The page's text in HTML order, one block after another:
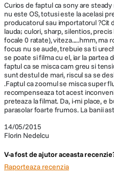
14/05/2015
Florin Nedelcu
Curios de faptul ca sony are
nu este OS, totusi este la acelasi
producatorul sau importatorul ?Cit
lauda; culori, sharp, silentios,
focale 0 ratate), viteza.....hmm, ma
focus nu se aude, trebuie sa ti
se poate si filma cu el, iar la
faptul ca se misca cam greu si
sunt destul de mari, riscul sa se
.Faptul ca zoomul se misca super
recompenseaza tot acest
preteaza la filmat. Da, i-mi place, e
parasolar foarte frumos. La banii
V-a fost de ajutor aceasta
Raporteaza recenzia